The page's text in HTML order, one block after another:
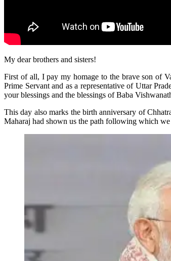
My dear brothers and sisters!
First of all, I pay my homage to the brave son of
Prime Servant and as a representative of Uttar
your blessings and the blessings of Baba
This day also marks the birth anniversary of
Maharaj had shown us the path following which